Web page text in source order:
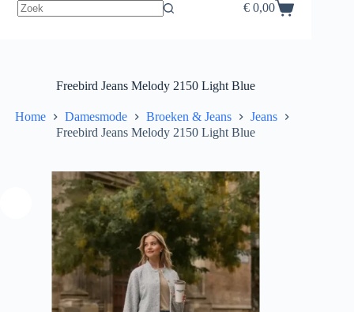
Winkelwagen
€0,00
Freebird Jeans Melody 2150 Light Blue
Home Damesmode Broeken & Jeans
Jeans
Freebird Jeans Melody 2150 Light Blue